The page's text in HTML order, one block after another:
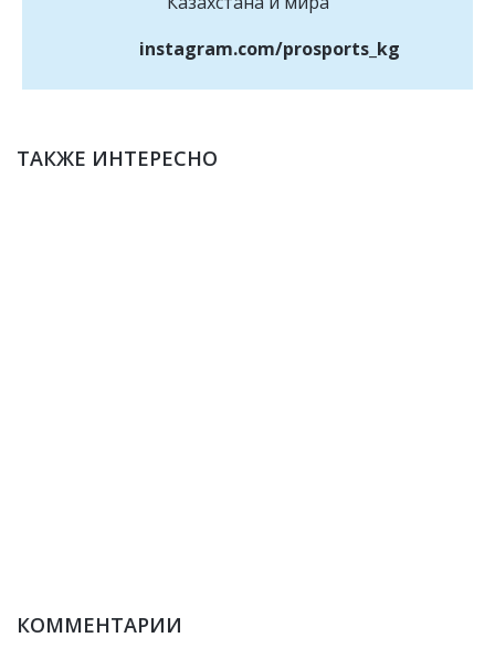
instagram.com/prosports_kg
ТАКЖЕ ИНТЕРЕСНО
КОММЕНТАРИИ